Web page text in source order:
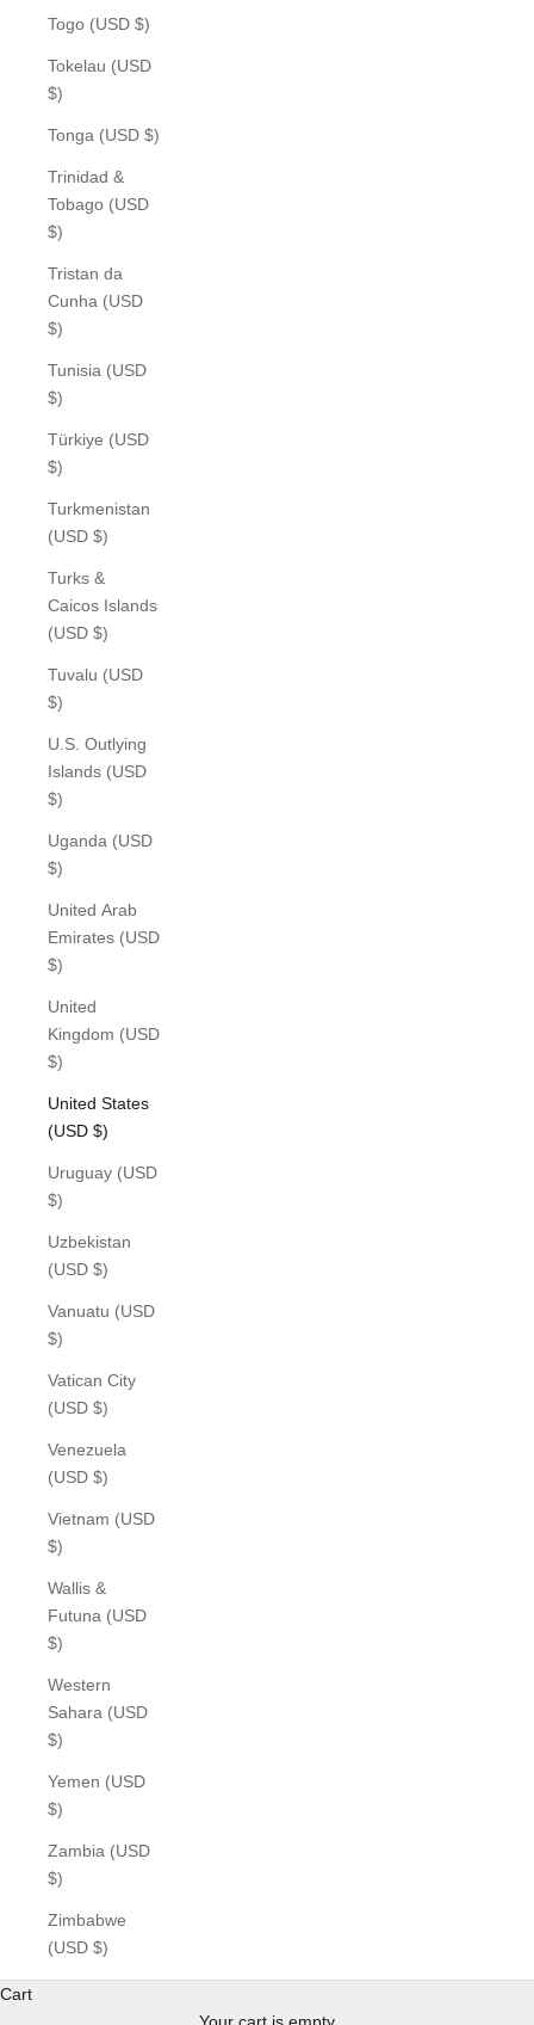
Togo (USD $)
Tokelau (USD
$)
Tonga (USD $)
Trinidad &
Tobago (USD
$)
Tristan da
Cunha (USD
$)
Tunisia (USD
$)
Türkiye (USD
$)
Turkmenistan
(USD $)
Turks &
Caicos Islands
(USD $)
Tuvalu (USD
$)
U.S. Outlying
Islands (USD
$)
Uganda (USD
$)
United Arab
Emirates (USD
$)
United
Kingdom (USD
$)
United States
(USD $)
Uruguay (USD
$)
Uzbekistan
(USD $)
Vanuatu (USD
$)
Vatican City
(USD $)
Venezuela
(USD $)
Vietnam (USD
$)
Wallis &
Futuna (USD
$)
Western
Sahara (USD
$)
Yemen (USD
$)
Zambia (USD
$)
Zimbabwe
(USD $)
Cart
Your cart is empty